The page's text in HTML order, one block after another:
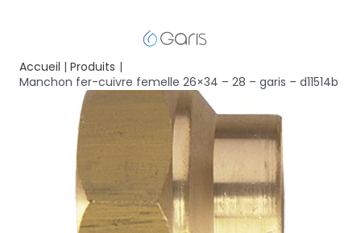
Accueil
Produits
Manchon fer-cuivre femelle 26×34 – 28 – garis – d11514b